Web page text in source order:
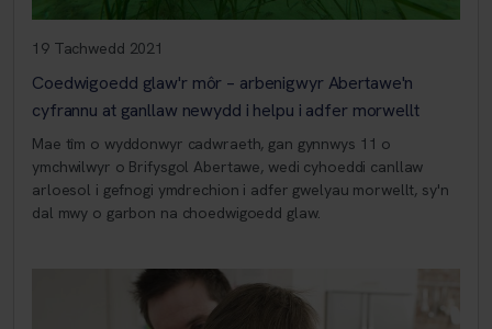
19 Tachwedd 2021
Coedwigoedd glaw'r môr – arbenigwyr Abertawe'n
cyfrannu at ganllaw newydd i helpu i adfer morwellt
Mae tîm o wyddonwyr cadwraeth, gan gynnwys 11 o
ymchwilwyr o Brifysgol Abertawe, wedi cyhoeddi canllaw
arloesol i gefnogi ymdrechion i adfer gwelyau morwellt, sy'n
dal mwy o garbon na choedwigoedd glaw.